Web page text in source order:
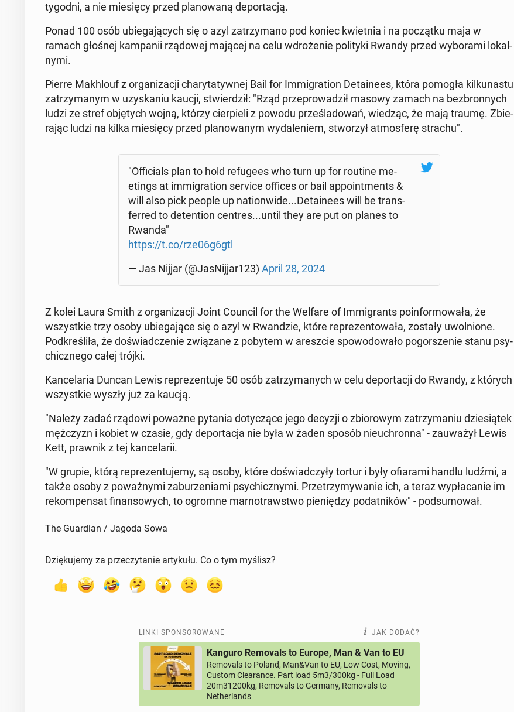
tygodni, a nie mie­się­cy przed pla­no­wa­ną de­por­ta­cją.
Ponad 100 osób ubie­ga­ją­cych się o azyl za­trzy­ma­no pod koniec kwiet­nia i na po­cząt­ku maja w
ramach głośnej kam­pa­nii rzą­do­wej mającej na celu wdro­że­nie po­li­ty­ki Rwandy przed wy­bo­ra­mi lo­kal­
ny­mi.
Pierre Ma­kh­lo­uf z or­ga­ni­za­cji cha­ry­ta­tyw­nej Bail for Im­mi­gra­tion De­ta­ine­es, która pomogła kil­ku­na­stu
za­trzy­ma­nym w uzy­ska­niu kaucji, stwier­dził: "Rząd prze­pro­wa­dził masowy zamach na bez­bron­nych
ludzi ze stref ob­ję­tych wojną, którzy cier­pie­li z powodu prze­śla­do­wań, wiedząc, że mają traumę. Zbie­
ra­jąc ludzi na kilka mie­się­cy przed pla­no­wa­nym wy­da­le­niem, stwo­rzył at­mos­fe­rę strachu".
"Of­fi­cials plan to hold re­fu­ge­es who turn up for routine me­
etings at im­mi­gra­tion service offices or bail ap­po­int­ments &
will also pick people up na­tion­wi­de...De­ta­ine­es will be trans­
fer­red to de­ten­tion centres...until they are put on planes to
Rwanda"
https://t.co/rze06g6gtl
— Jas Nijjar (@Ja­sNij­jar123) April 28, 2024
Z kolei Laura Smith z or­ga­ni­za­cji Joint Council for the Welfare of Im­mi­grants po­in­for­mo­wa­ła, że
wszyst­kie trzy osoby ubie­ga­ją­ce się o azyl w Rwan­dzie, które re­pre­zen­to­wa­ła, zostały uwol­nio­ne.
Pod­kre­śli­ła, że do­świad­cze­nie zwią­za­ne z pobytem w aresz­cie spo­wo­do­wa­ło po­gor­sze­nie stanu psy­
chicz­ne­go całej trójki.
Kan­ce­la­ria Duncan Lewis re­pre­zen­tu­je 50 osób za­trzy­ma­nych w celu de­por­ta­cji do Rwandy, z których
wszyst­kie wyszły już za kaucją.
"Należy zadać rządowi poważne pytania do­ty­czą­ce jego decyzji o zbio­ro­wym za­trzy­ma­niu dzie­sią­tek
męż­czyzn i kobiet w czasie, gdy de­por­ta­cja nie była w żaden sposób nie­uchron­na" - za­uwa­żył Lewis
Kett, prawnik z tej kan­ce­la­rii.
"W grupie, którą re­pre­zen­tu­je­my, są osoby, które do­świad­czy­ły tortur i były ofia­ra­mi handlu ludźmi, a
także osoby z po­waż­ny­mi za­bu­rze­nia­mi psy­chicz­ny­mi. Prze­trzy­my­wa­nie ich, a teraz wy­pła­ca­nie im
re­kom­pen­sat fi­nan­so­wych, to ogromne mar­no­traw­stwo pie­nię­dzy po­dat­ni­ków" - pod­su­mo­wał.
The Guardian / Jagoda Sowa
Dziękujemy za przeczytanie artykułu. Co o tym myślisz?
LINKI SPONSOROWANE JAK DODAĆ?
Kanguro Removals to Europe, Man & Van to EU
Removals to Poland, Man&Van to EU, Low Cost, Moving,
Custom Clearance. Part load 5m3/300kg - Full Load
20m31200kg, Removals to Germany, Removals to
Netherlands